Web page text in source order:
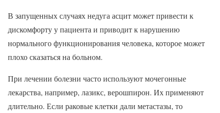
В запущенных случаях недуга асцит может привести к
дискомфорту у пациента и приводит к нарушению
нормального функционирования человека, которое может
плохо сказаться на больном.
При лечении болезни часто используют мочегонные
лекарства, например, лазикс, верошпирон. Их применяют
длительно. Если раковые клетки дали метастазы, то